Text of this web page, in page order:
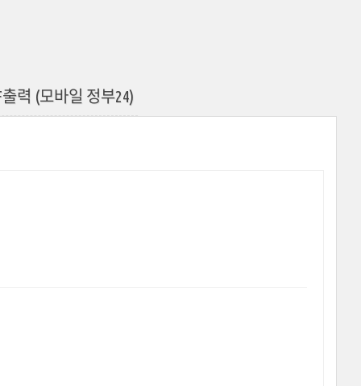
력 (모바일 정부24)